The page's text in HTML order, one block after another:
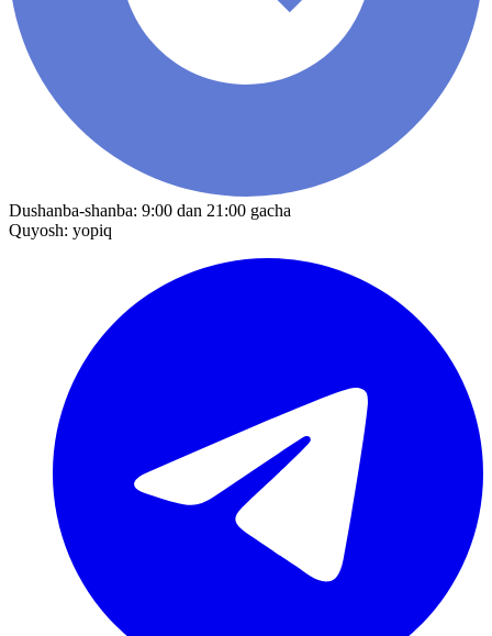
Dushanba-shanba: 9:00 dan 21:00 gacha
Quyosh: yopiq